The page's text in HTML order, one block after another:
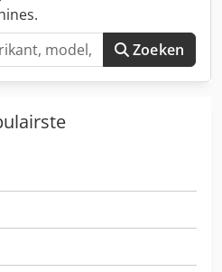
NAGY, mobiel:
Zoeken